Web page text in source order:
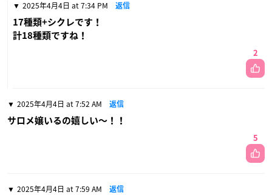
2025年4月4日 at 7:34 PM 返信
17種類+シクレです！
計18種類ですね！
2
2025年4月4日 at 7:52 AM 返信
サロメ嬢いるの嬉しい〜！！
5
2025年4月4日 at 7:59 AM 返信